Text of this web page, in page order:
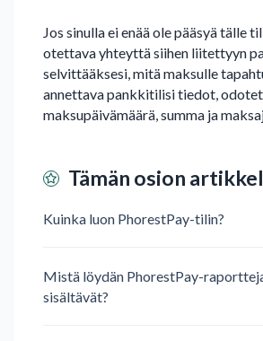
Jos sinulla ei enää ole pääsyä tälle
otettava yhteyttä siihen liitettyyn
selvittääksesi, mitä maksulle
annettava pankkitilisi tiedot,
maksupäivämäärä, summa ja
Tämän osion
Kuinka luon PhorestPay-tilin?
Mistä löydän PhorestPay-
sisältävät?